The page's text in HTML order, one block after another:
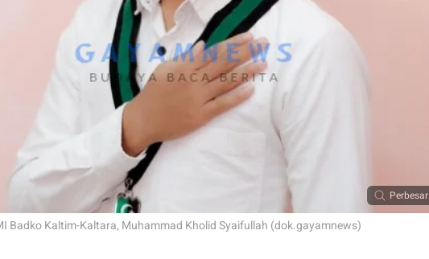
Perbesar
Badko Kaltim-Kaltara, Muhammad Kholid Syaifullah (dok.gayamnews)